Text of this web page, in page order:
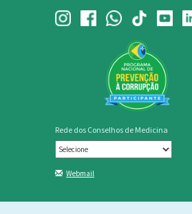
Rede dos Conselhos de Medicina
Webmail